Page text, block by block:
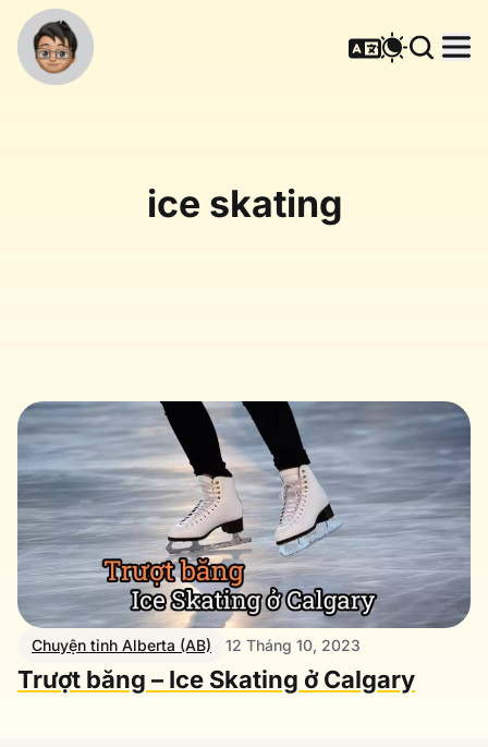
ice skating
Chuyện tỉnh Alberta (AB) 12 Tháng 10, 2023
Trượt băng – Ice Skating ở Calgary